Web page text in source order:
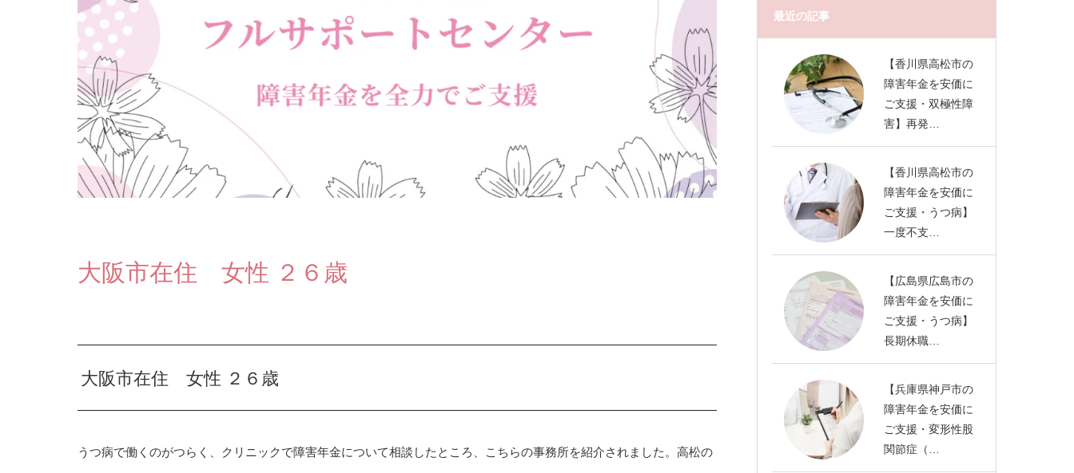
大阪市在住 女性 ２６歳
大阪市在住 女性 ２６歳
うつ病で働くのがつらく、クリニックで障害年金について相談したところ、こちらの事務所を紹介されました。高松の
最近の記事
【香川県高松市の
障害年金を安価に
ご支援・双極性障
害】再発…
【香川県高松市の
障害年金を安価に
ご支援・うつ病】
一度不支…
【広島県広島市の
障害年金を安価に
ご支援・うつ病】
長期休職…
【兵庫県神戸市の
障害年金を安価に
ご支援・変形性股
関節症（…